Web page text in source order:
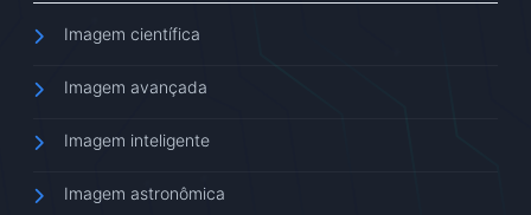
Imagem científica
Imagem avançada
Imagem inteligente
Imagem astronômica